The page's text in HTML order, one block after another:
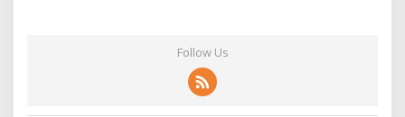
Follow Us